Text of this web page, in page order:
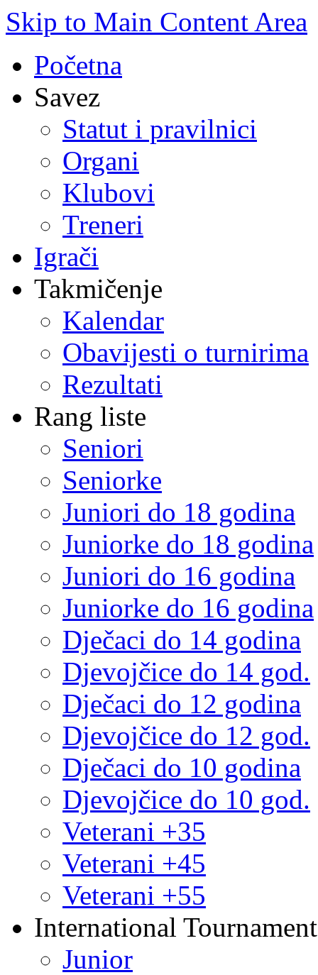
Skip to Main Content Area
Početna
Savez
Statut i pravilnici
Organi
Klubovi
Treneri
Igrači
Takmičenje
Kalendar
Obavijesti o turnirima
Rezultati
Rang liste
Seniori
Seniorke
Juniori do 18 godina
Juniorke do 18 godina
Juniori do 16 godina
Juniorke do 16 godina
Dječaci do 14 godina
Djevojčice do 14 god.
Dječaci do 12 godina
Djevojčice do 12 god.
Dječaci do 10 godina
Djevojčice do 10 god.
Veterani +35
Veterani +45
Veterani +55
International
Junior